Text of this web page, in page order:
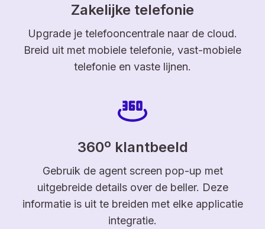
Zakelijke telefonie
Upgrade je telefooncentrale naar de cloud.
Breid uit met mobiele telefonie, vast-mobiele
telefonie en vaste lijnen.
360º klantbeeld
Gebruik de agent screen pop-up met
uitgebreide details over de beller. Deze
informatie is uit te breiden met elke applicatie
integratie.